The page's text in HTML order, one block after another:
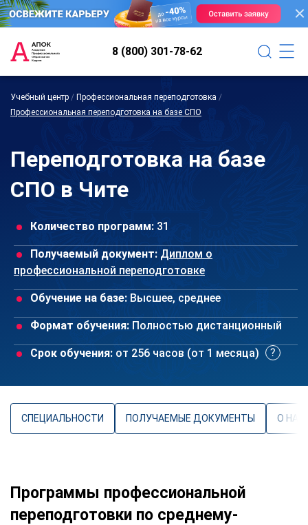
8 (800) 301-78-62
Учебный центр / Профессиональная переподготовка /
Профессиональная переподготовка на базе СПО
Переподготовка на базе
СПО в Чите
Количество программ: 31
Получаемый документ: Диплом о
профессиональной переподготовке
Обучение на базе: Высшее, среднее
Формат обучения: Полностью дистанционный
Срок обучения: от 256 часов (от 1 месяца)
СПЕЦИАЛЬНОСТИ ПОЛУЧАЕМЫЕ ДОКУМЕНТЫ О
Программы профессиональной
переподготовки по среднему-